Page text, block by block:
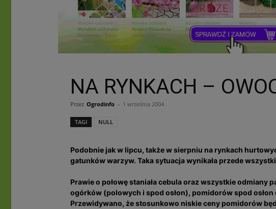
NA RYNKACH –
Przez Ogrodinfo - 1 września 2004
TAGI NULL
Podobnie jak w lipcu, także w sierpniu na rynkach
gatunków warzyw. Taka sytuacja wynikała przede
Prawie o połowę staniała cebula oraz wszystkie odmiany
ogórków (polowych i spod osłon), pomidorów spod
Przewidywano, że stosunkowo niskie ceny pomidorów